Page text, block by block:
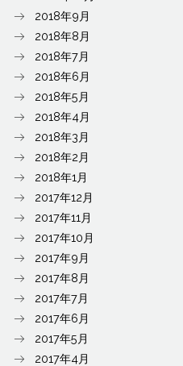
2018年9月
2018年8月
2018年7月
2018年6月
2018年5月
2018年4月
2018年3月
2018年2月
2018年1月
2017年12月
2017年11月
2017年10月
2017年9月
2017年8月
2017年7月
2017年6月
2017年5月
2017年4月